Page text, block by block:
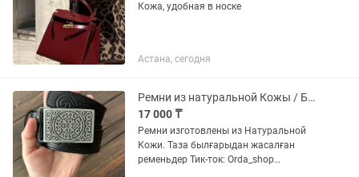
Кожа, удобная в носке
Астана, сегодня
Ремни из натуральной Кожы / Былғары
17 000 ₸
Ремни изготовлены из Натуральной
Кожи. Таза былғарыдан жасалған
ременьдер Тик-ток: Orda_shop